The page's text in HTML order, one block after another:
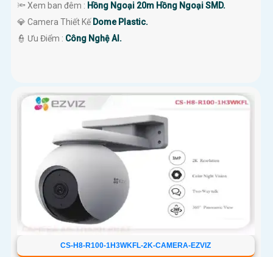
🔦 Xem ban đêm : Hồng Ngoại 20m Hồng Ngoại SMD.
💎 Camera Thiết Kế Dome Plastic.
️👮 Ưu Điểm : Công Nghệ AI.
CS-H8-R100-1H3WKFL-2K-CAMERA-EZVIZ